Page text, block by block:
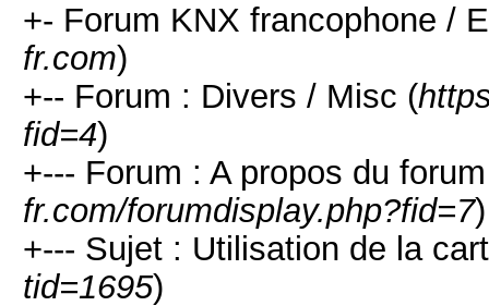
+- Forum KNX francophone /
fr.com)
+-- Forum : Divers / Misc (
fid=4)
+--- Forum : A propos du
fr.com/forumdisplay.php?fid=7)
+--- Sujet : Utilisation de la
tid=1695)